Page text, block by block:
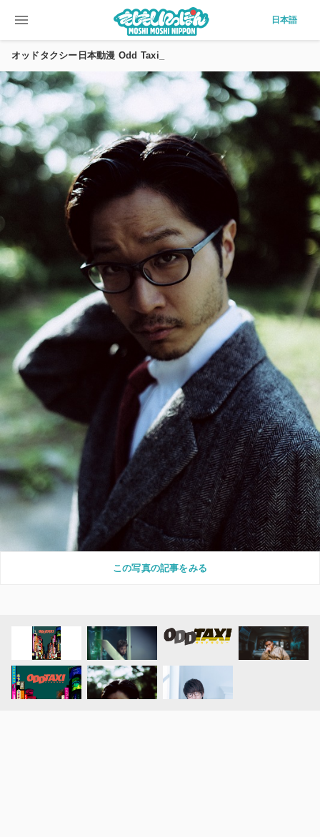
menu 日本語
オッドタクシー日本動漫 Odd Taxi_
この写真の記事をみる